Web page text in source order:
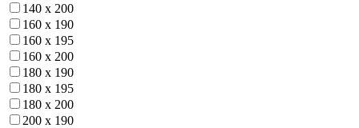
140 х 200
160 х 190
160 х 195
160 х 200
180 х 190
180 х 195
180 х 200
200 х 190